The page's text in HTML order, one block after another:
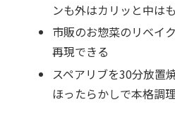
ンも外はカリッと中は
市販のお惣菜のリベイ
再現できる
スペアリブを30分放置
ほったらかしで本格調